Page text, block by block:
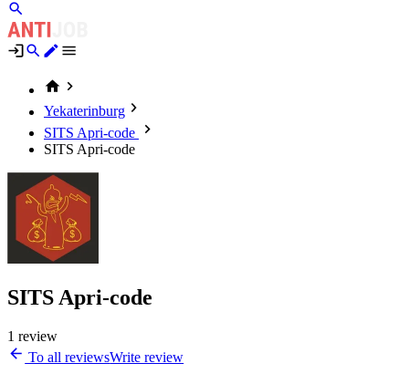
Yekaterinburg
SITS Apri-code
SITS Apri-code
SITS Apri-code
1 review
To all reviewsWrite review